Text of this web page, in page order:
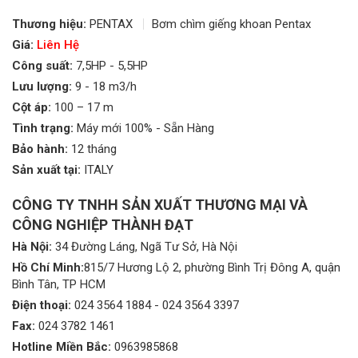
Thương hiệu: PENTAX
Bơm chìm giếng khoan Pentax
Giá: Liên Hệ
Công suất: 7,5HP - 5,5HP
Lưu lượng: 9 - 18 m3/h
Cột áp: 100 – 17 m
Tình trạng: Máy mới 100% - Sẵn Hàng
Bảo hành: 12 tháng
Sản xuất tại: ITALY
CÔNG TY TNHH SẢN XUẤT THƯƠNG MẠI VÀ
CÔNG NGHIỆP THÀNH ĐẠT
Hà Nội: 34 Đường Láng, Ngã Tư Sở, Hà Nội
Hồ Chí Minh:815/7 Hương Lộ 2, phường Bình Trị Đông A, quận
Bình Tân, TP HCM
Điện thoại: 024 3564 1884- 024 3564 3397
Fax: 024 3782 1461
Hotline Miền Bắc: 0963985868